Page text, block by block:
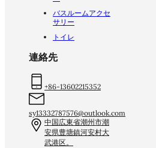
バスルームアクセ
サリー
トイレ
連絡先
+86-13602215352
sy13332787576@outlook.com
中国広東省潮州市潮
安県豊塘鎮河安村大
武港区。